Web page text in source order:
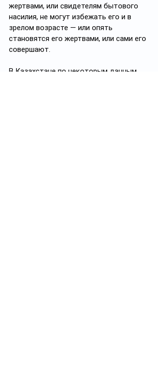
жертвами, или свидетелям бытового
насилия, не могут избежать его и в
зрелом возрасте — или опять
становятся его жертвами, или сами его
совершают.
В Казахстане по некоторым данным